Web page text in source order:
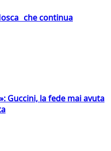
che continua
Guccini, la fede mai avuta